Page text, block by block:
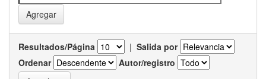
Resultados/Página | Salida por
Ordenar
Autor/registro